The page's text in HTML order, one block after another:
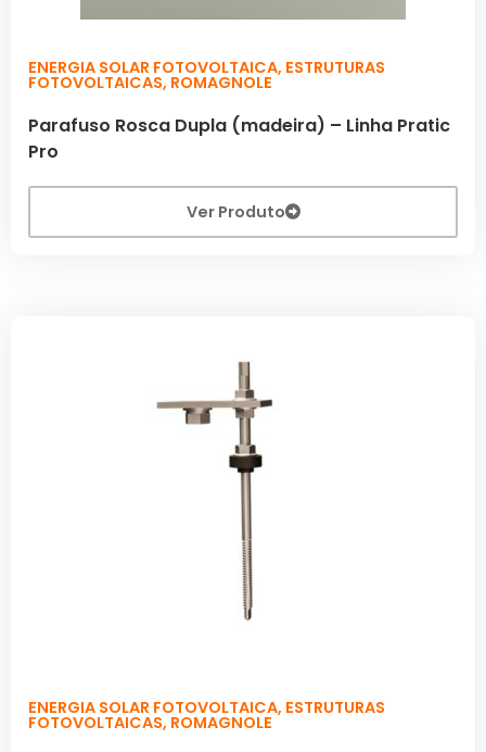
ENERGIA SOLAR FOTOVOLTAICA, ESTRUTURAS
FOTOVOLTAICAS, ROMAGNOLE
Parafuso Rosca Dupla (madeira) – Linha Pratic
Pro
Ver Produto
ENERGIA SOLAR FOTOVOLTAICA, ESTRUTURAS
FOTOVOLTAICAS, ROMAGNOLE